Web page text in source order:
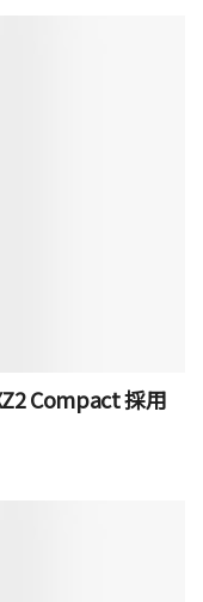
Compact 採用